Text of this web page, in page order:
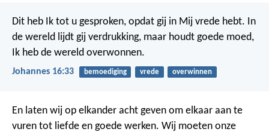
Dit heb Ik tot u gesproken, opdat gij in Mij vrede hebt. In
de wereld lijdt gij verdrukking, maar houdt goede moed,
Ik heb de wereld overwonnen.
Johannes 16:33 bemoediging vrede overwinnen
En laten wij op elkander acht geven om elkaar aan te
vuren tot liefde en goede werken. Wij moeten onze